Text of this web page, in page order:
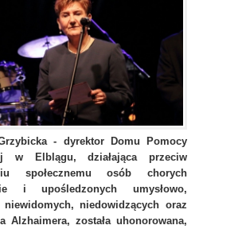
- dyrektor Domu Pomocy
w Elblągu, działająca przeciw
społecznemu osób chorych
i upośledzonych umysłowo,
niewidomych, niedowidzących oraz
Alzhaimera, została uhonorowana,